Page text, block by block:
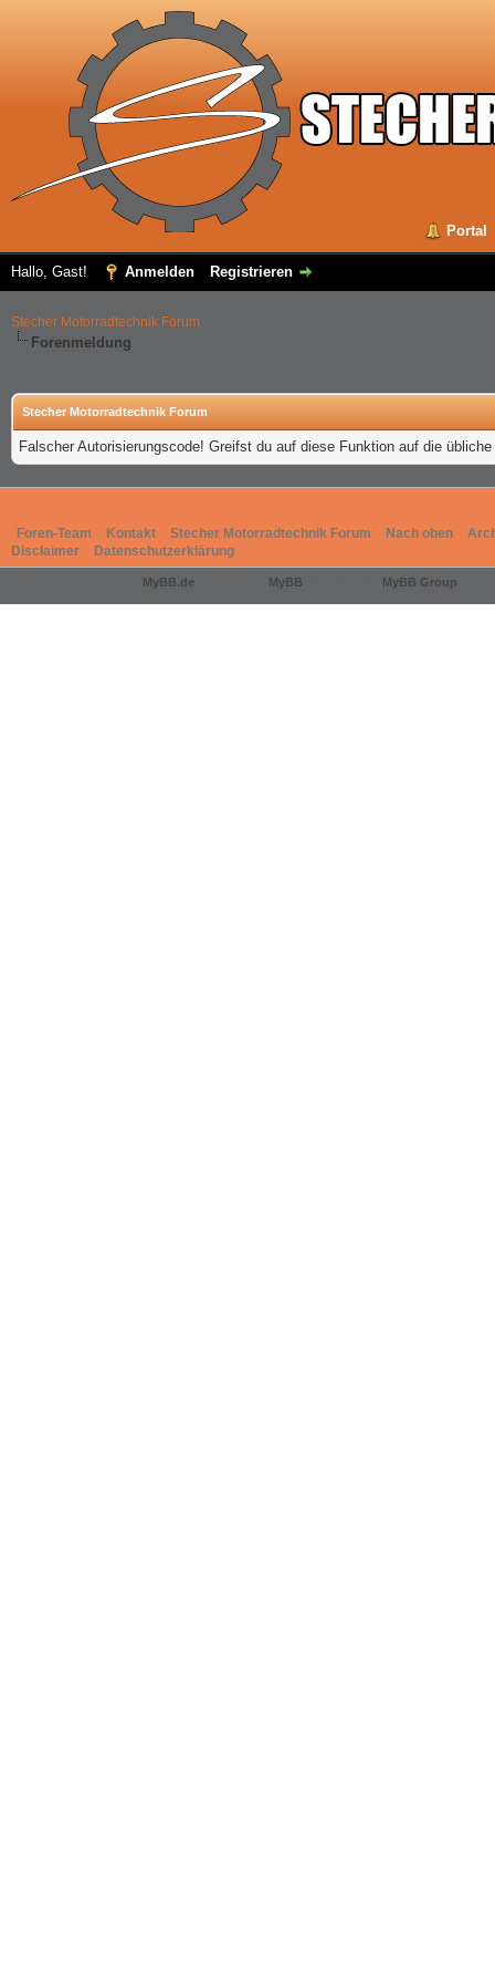
Portal
Hallo, Gast! Anmelden Registrieren
Stecher Motorradtechnik Forum
Forenmeldung
Stecher Motorradtechnik Forum
Falscher Autorisierungscode! Greifst du auf diese Funktion auf die
Foren-Team Kontakt Stecher Motorradtechnik Forum Nach oben
Disclaimer
Datenschutzerklärung
MyBB.de MyBB MyBB Group